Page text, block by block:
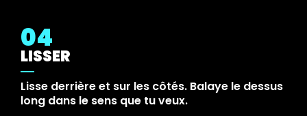
LISSER
04
Lisse derrière et sur les côtés. Balaye le dessus
long dans le sens que tu veux.